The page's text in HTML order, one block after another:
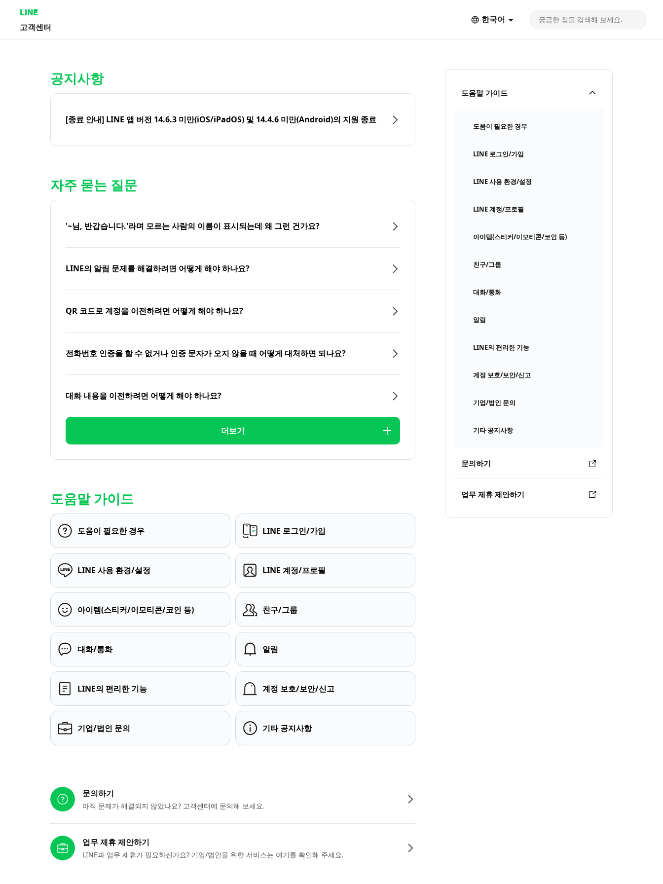
LINE
고객센터
한국어
도움말 가이드
도움이 필요한 경우
LINE 로그인/가입
LINE 사용 환경/설정
LINE 계정/프로필
아이템(스티커/이모티콘/코인 등)
친구/그룹
대화/통화
알림
LINE의 편리한 기능
계정 보호/보안/신고
기업/법인 문의
기타 공지사항
문의하기
업무 제휴 제안하기
공지사항
[종료 안내] LINE 앱 버전 14.6.3 미만(iOS/iPadOS) 및 14.4.6 미만(Android)의 지원 종료
자주 묻는 질문
'~님, 반갑습니다.'라며 모르는 사람의 이름이 표시되는데 왜 그런 건가요?
LINE의 알림 문제를 해결하려면 어떻게 해야 하나요?
QR 코드로 계정을 이전하려면 어떻게 해야 하나요?
전화번호 인증을 할 수 없거나 인증 문자가 오지 않을 때 어떻게 대처하면 되나요?
대화 내용을 이전하려면 어떻게 해야 하나요?
더보기
도움말 가이드
도움이 필요한 경우 LINE 로그인/가입
LINE 사용 환경/설정 LINE 계정/프로필
아이템(스티커/이모티콘/코인 등) 친구/그룹
대화/통화 알림
LINE의 편리한 기능 계정 보호/보안/신고
기업/법인 문의 기타 공지사항
문의하기
아직 문제가 해결되지 않았나요? 고객센터에 문의해 보세요.
업무 제휴 제안하기
LINE과 업무 제휴가 필요하신가요? 기업/법인을 위한 서비스는 여기를 확인해 주세요.